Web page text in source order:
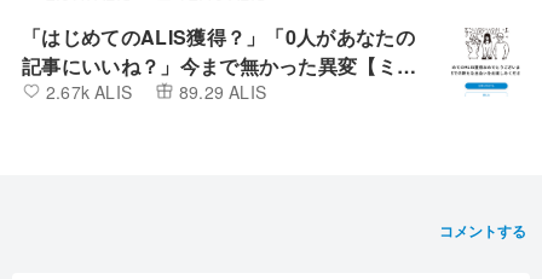
「はじめてのALIS獲得？」「0人があなたの
記事にいいね？」今まで無かった異変【ミン
カブIR】
2.67k ALIS 89.29 ALIS
コメントする